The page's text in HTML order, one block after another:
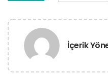
İçerik